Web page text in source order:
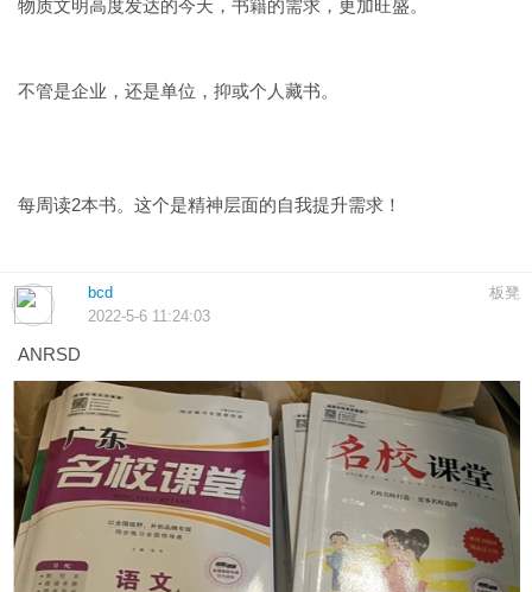
物质文明高度发达的今天，书籍的需求，​更加旺盛。
不管是企业，还是单位，​抑或个人藏书。
​每周读2本书。这个是精神层面的自我​提升需求！
板凳
bcd
2022-5-6 11:24:03
ANRSD